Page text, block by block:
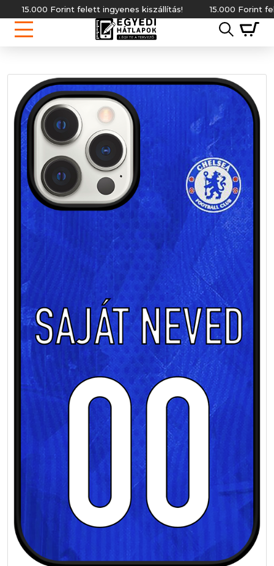
Forint felett ingyenes kiszállítás! 15.000 Forint felett